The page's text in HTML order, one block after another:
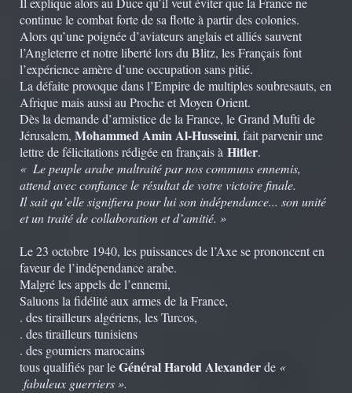
continue le combat forte de sa flotte à partir des colonies.
Alors qu’une poignée d’aviateurs anglais et alliés sauvent
l’Angleterre et notre liberté lors du Blitz, les Français font
l’expérience amère d’une occupation sans pitié.
La défaite provoque dans l’Empire de multiples soubresauts, en
Afrique mais aussi au Proche et Moyen Orient.
Dès la demande d’armistice de la France, le Grand Mufti de
Jérusalem, Mohammed Amin Al-Husseini, fait parvenir une
lettre de félicitations rédigée en français à Hitler.
« Le peuple arabe maltraité par nos communs ennemis,
attend avec confiance le résultat de votre victoire finale.
Il sait qu’elle signifiera pour lui son indépendance... son unité
et un traité de collaboration et d’amitié. »
Le 23 octobre 1940, les puissances de l’Axe se prononcent en
faveur de l’indépendance arabe.
Malgré les appels de l’ennemi,
Saluons la fidélité aux armes de la France,
. des tirailleurs algériens, les Turcos,
. des tirailleurs tunisiens
. des goumiers marocains
tous qualifiés par leGénéral Harold Alexanderde «
fabuleux guerriers ».